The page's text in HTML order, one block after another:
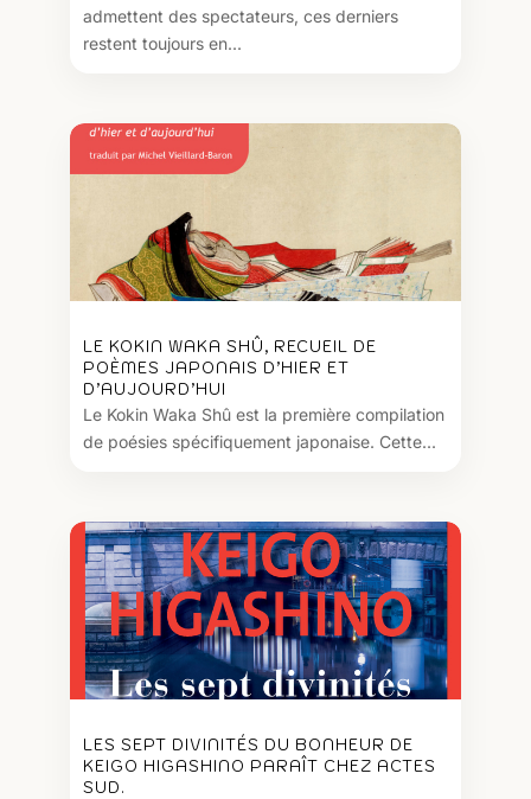
admettent des spectateurs, ces derniers
restent toujours en...
LE KOKIN WAKA SHÛ, RECUEIL DE
POÈMES JAPONAIS D’HIER ET
D’AUJOURD’HUI
Le Kokin Waka Shû est la première compilation
de poésies spécifiquement japonaise. Cette...
LES SEPT DIVINITÉS DU BONHEUR DE
KEIGO HIGASHINO PARAÎT CHEZ ACTES
SUD.